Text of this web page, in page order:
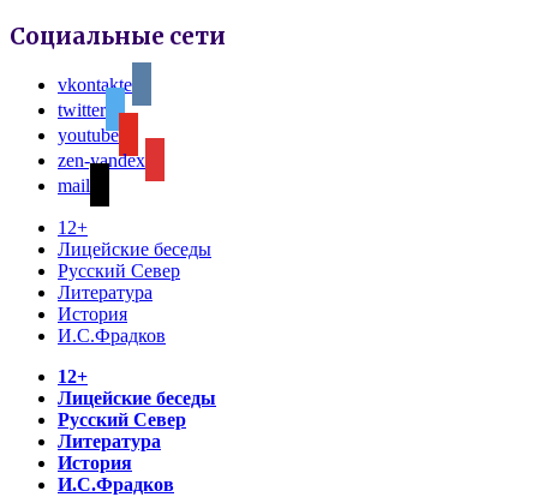
Социальные сети
vkontakte
twitter
youtube
zen-yandex
mail
12+
Лицейские беседы
Русский Север
Литература
История
И.С.Фрадков
12+
Лицейские беседы
Русский Север
Литература
История
И.С.Фрадков